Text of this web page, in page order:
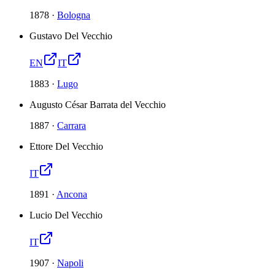
1878 · Bologna
Gustavo Del Vecchio
EN
IT
1883 · Lugo
Augusto César Barrata del Vecchio
1887 · Carrara
Ettore Del Vecchio
IT
1891 · Ancona
Lucio Del Vecchio
IT
1907 · Napoli